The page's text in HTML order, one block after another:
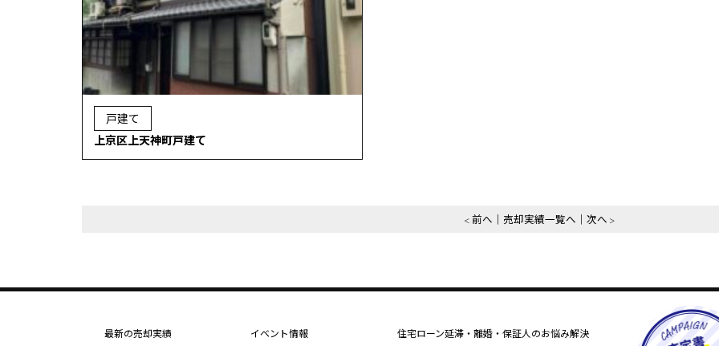
戸建て
上京区上天神町戸建て
前へ 売却実績一覧へ 次へ
最新の売却実績
イベント情報
住宅ローン延滞・離婚・保証人のお悩み解決